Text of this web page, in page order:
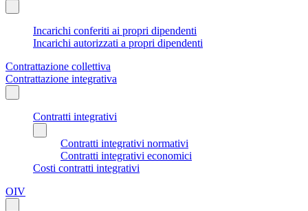
Incarichi conferiti ai propri dipendenti
Incarichi autorizzati a propri dipendenti
Contrattazione collettiva
Contrattazione integrativa
Contratti integrativi
Contratti integrativi normativi
Contratti integrativi economici
Costi contratti integrativi
OIV